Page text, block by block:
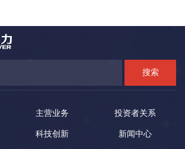
主营业务 投资者关系
科技创新 新闻中心